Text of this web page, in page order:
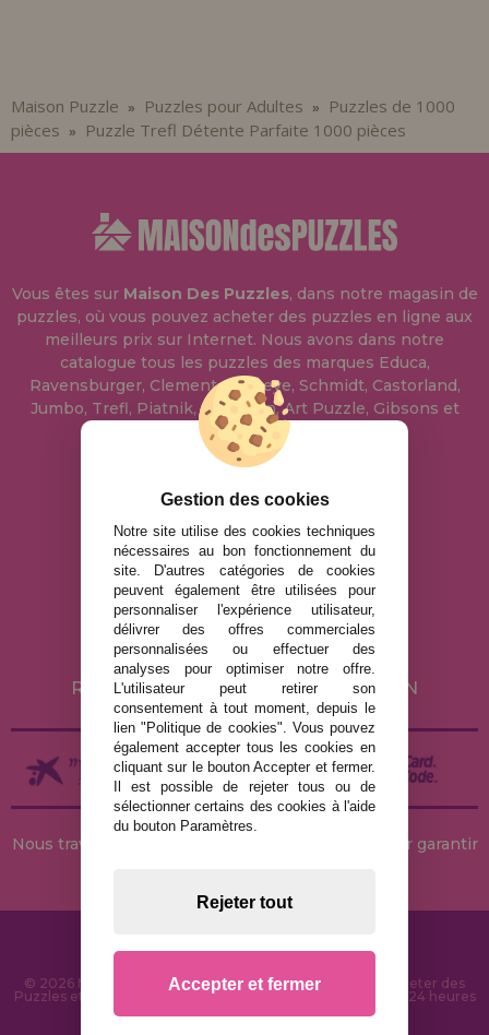
Maison Puzzle » Puzzles pour Adultes »
Puzzles de 1000
pièces » Puzzle Trefl Détente Parfaite 1000 pièces
Vous êtes sur Maison Des Puzzles, dans notre magasin de
puzzles, où vous pouvez acheter des puzzles en ligne aux
meilleurs prix sur Internet. Nous avons dans notre
catalogue tous les puzzles des marques Educa,
Ravensburger, Clementoni, Heye, Schmidt, Castorland,
Jumbo, Trefl, Piatnik, Anatolian, Art Puzzle, Gibsons et
bien d'autres.
info@maisondespuzzles.fr
MENTIONS LÉGALES
POLITIQUE DE CONFIDENTIALITÉ
POLITIQUE DE COOKIES
LIVRAISON ET RETOUR
RETOURS / DROIT DE RÉTRACTATION
Nous travaillons avec des stocks permanents pour garantir
© 2026 MaisonDesPuzzles.fr - Boutique en ligne pour acheter des
Puzzles et des Casse-têtes sur Internet. Livraison rapide en 24 heures
Gestion des cookies
Notre site utilise des cookies techniques
nécessaires au bon fonctionnement du
site. D'autres catégories de cookies
peuvent également être utilisées pour
personnaliser l'expérience utilisateur,
délivrer des offres commerciales
personnalisées ou effectuer des
analyses pour optimiser notre offre.
L'utilisateur peut retirer son
consentement à tout moment, depuis le
lien "Politique de cookies". Vous pouvez
également accepter tous les cookies en
cliquant sur le bouton Accepter et fermer.
Il est possible de rejeter tous ou de
sélectionner certains des cookies à l'aide
du bouton Paramètres.
Rejeter tout
Accepter et fermer